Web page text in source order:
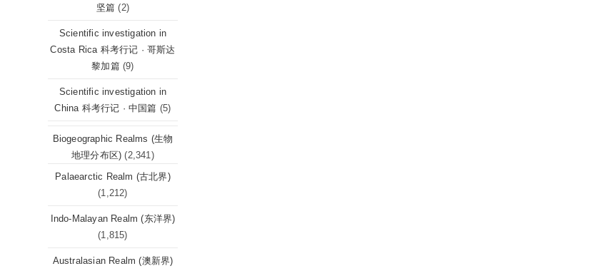
坚篇 (2)
Scientific investigation in
Costa Rica 科考行记 · 哥斯达
黎加篇 (9)
Scientific investigation in
China 科考行记 · 中国篇 (5)
Biogeographic Realms (生物
地理分布区) (2,341)
Palaearctic Realm (古北界)
(1,212)
Indo-Malayan Realm (东洋界)
(1,815)
Australasian Realm (澳新界)